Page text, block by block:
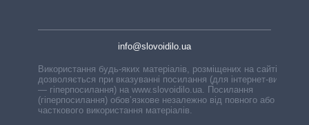
info@slovoidilo.ua
Використання будь-яких матеріалів, розміщених на сайті,
дозволяється при вказуванні посилання (для інтернет-видань
— гіперпосилання) на www.slovoidilo.ua. Посилання
(гіперпосилання) обов’язкове незалежно від повного або
часткового використання матеріалів.